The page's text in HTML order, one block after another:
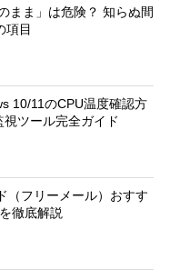
まま」は危険？ 知らぬ間
項目
10/11のCPU温度確認方
ツール完全ガイド
（フリーメール）おすす
徹底解説